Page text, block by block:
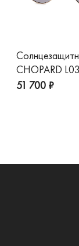
CHOPARD
51 700 ₽